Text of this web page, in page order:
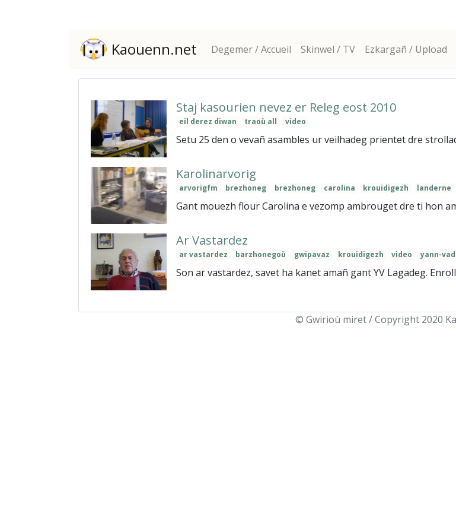
Kaouenn.net Degemer / Accueil Skinwel / TV Ezkargañ / Upload
Staj kasourien nevez er Releg eost 2010
eil derez diwan traoù all video
Setu 25 den o vevañ asambles ur veilhadeg prientet dre
Karolinarvorig
arvorigfm brezhoneg brezhoneg carolina krouidigezh landerne
Gant mouezh flour Carolina e vezomp ambrouget dre ti hon
Ar Vastardez
ar vastardez barzhonegoù gwipavaz krouidigezh video yann-
Son ar vastardez, savet ha kanet amañ gant YV Lagadeg.
© Gwirioù miret / Copyright 2020